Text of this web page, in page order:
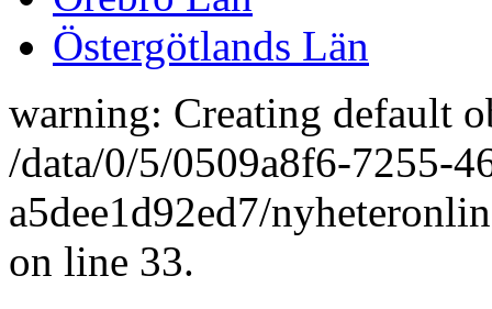
Östergötlands Län
warning: Creating default
/data/0/5/0509a8f6-7255-
a5dee1d92ed7/
on line 33.